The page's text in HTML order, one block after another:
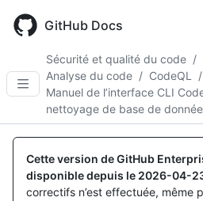
main
GitHub Docs
Sécurité et qualité du code /
Analyse du code / CodeQL
/
Manuel de l’interface CLI
nettoyage de base de
Cette version de GitHub
disponible depuis le 2026-04-
correctifs n’est effectuée, même